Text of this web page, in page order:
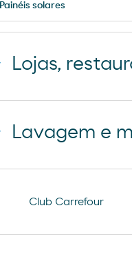
Painéis solares
Lojas,
Lavagem e
automóveis
Club Carrefour